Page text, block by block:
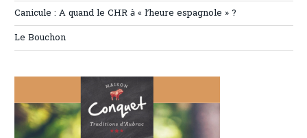
Canicule : A quand le CHR à « l’heure espagnole » ?
Le Bouchon